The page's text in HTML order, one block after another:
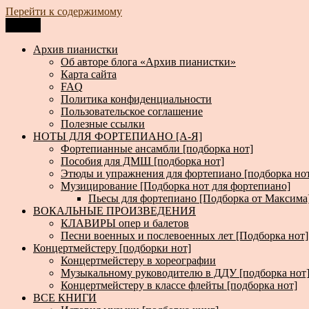
Перейти к содержимому
Архив пианистки
Всё для пианистов: ноты, книги, музыка, статьи…
Архив пианистки
Об авторе блога «Архив пианистки»
Карта сайта
FAQ
Политика конфиденциальности
Пользовательское соглашение
Полезные ссылки
НОТЫ ДЛЯ ФОРТЕПИАНО [А-Я]
Фортепианные ансамбли [подборка нот]
Пособия для ДМШ [подборка нот]
Этюды и упражнения для фортепиано [подборка
Музицирование [Подборка нот для фортепиано]
Пьесы для фортепиано [Подборка от
ВОКАЛЬНЫЕ ПРОИЗВЕДЕНИЯ
КЛАВИРЫ опер и балетов
Песни военных и послевоенных лет [Подборка нот]
Концертмейстеру [подборки нот]
Концертмейстеру в хореографии
Музыкальному руководителю в ДДУ [подборка нот]
Концертмейстеру в классе флейты [подборка нот]
ВСЕ КНИГИ